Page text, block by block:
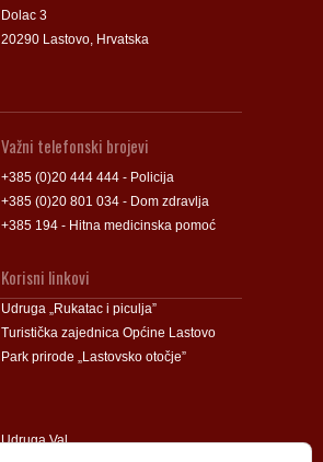
Dolac 3
20290 Lastovo, Hrvatska
Važni telefonski brojevi
+385 (0)20 444 444 - Policija
+385 (0)20 801 034 - Dom zdravlja
+385 194 - Hitna medicinska pomoć
Korisni linkovi
Udruga „Rukatac i piculja”
Turistička zajednica Općine Lastovo
Park prirode „Lastovsko otočje”
Udruga Val